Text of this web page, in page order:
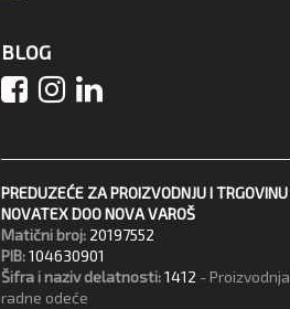
BLOG
PREDUZEĆE ZA PROIZVODNJU I TRGOVINU
NOVATEX DOO NOVA VAROŠ
Matični broj: 20197552
PIB:104630901
Šifra i naziv delatnosti:1412 - Proizvodnja
radne odeće